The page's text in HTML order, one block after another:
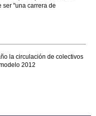
ser "una carrera de
la circulación de colectivos
2012